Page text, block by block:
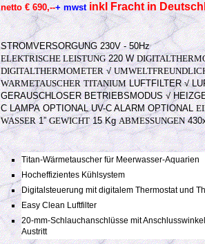
netto€ 690,--+ mwstinkl Fracht in
STROMVERSORGUNG 230V - 50Hz
ELEKTRISCHE LEISTUNG 220 W
DIGITALTHERMOMETER √
WARMETAUSCHER TITANIUM LUFTFILTER √
GERAUSCHLOSER BETRIEBSMODUS √
C LAMPA OPTIONAL UV-C ALARM OPTIONAL
WASSER 1”GEWICHT 15 Kg ABMESSUNGEN
Titan-Wärmetauscher für Meerwasser-Aquarien
Hocheffizientes Kühlsystem
Digitalsteuerung mit digitalem Thermostat und
Easy Clean Luftfilter
20-mm-Schlauchanschlüsse mit
Austritt